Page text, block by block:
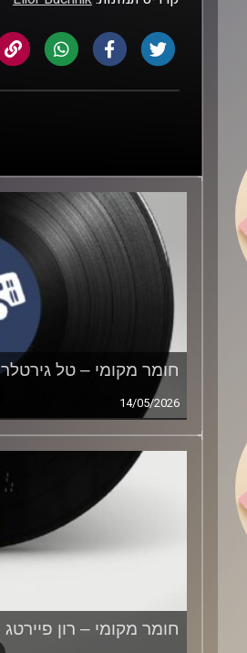
חומר מקומי – טל גירטלר
14/05/2026
חומר מקומי – רון פיירטג